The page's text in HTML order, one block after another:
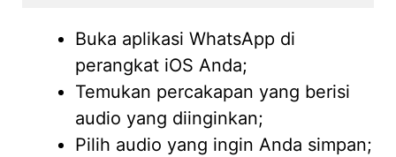
Buka aplikasi WhatsApp di
perangkat iOS Anda;
Temukan percakapan yang berisi
audio yang diinginkan;
Pilih audio yang ingin Anda simpan;